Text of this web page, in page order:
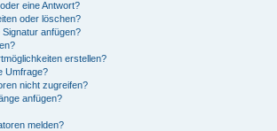
eine Antwort?
oder löschen?
anfügen?
erstellen?
Umfrage?
nicht zugreifen?
anfügen?
melden?